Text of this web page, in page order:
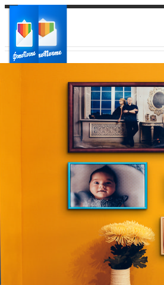
Ваш регион доставки
Выберите из списка: